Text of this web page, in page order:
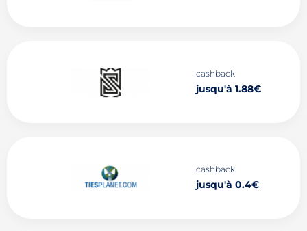
cashback
jusqu'à 1.88€
cashback
jusqu'à 0.4€